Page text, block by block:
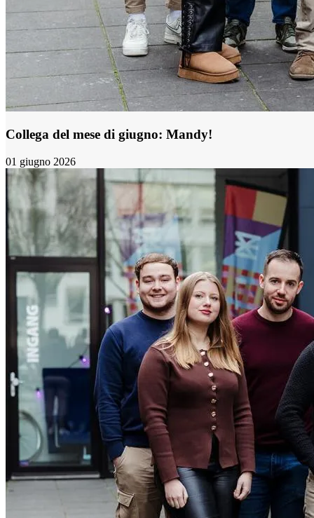
Collega del mese di giugno: Mandy!
01 giugno 2026